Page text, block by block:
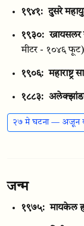
१९४१: दुसरे
१९३०: ख्रायसलर
मीटर - १०४६
१९०६: महाराष्ट्र
१८८३:
२७ मे घटना — अजून
जन्म
१९७५: मायकेल